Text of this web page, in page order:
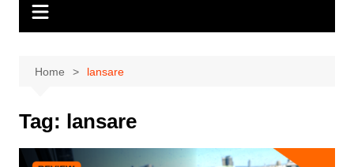
Home lansare
Tag: lansare